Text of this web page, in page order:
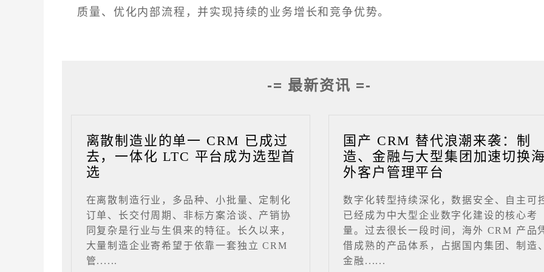
质量、优化内部流程，并实现持续的业务增长和竞争优势。
-= 最新资讯 =-
离散制造业的单一 CRM 已成过
去，一体化 LTC 平台成为选型首
选
在离散制造行业，多品种、小批量、定制化
订单、长交付周期、非标方案洽谈、产销协
同复杂是行业与生俱来的特征。长久以来，
大量制造企业寄希望于依靠一套独立 CRM
管......
国产 CRM 替代浪潮来袭：制
造、金融与大型集团加速切换
外客户管理平台
数字化转型持续深化，数据安全、自主可
已经成为中大型企业数字化建设的核心考
量。过去很长一段时间，海外 CRM 产品
借成熟的产品体系，占据国内集团、制造
金融......